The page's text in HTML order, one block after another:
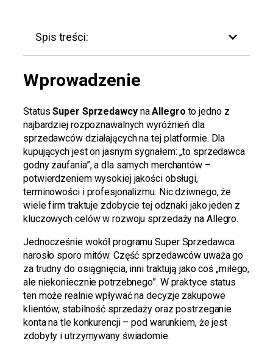
Spis treści:
Wprowadzenie
StatusSuper SprzedawcynaAllegro to jedno z
najbardziej rozpoznawalnych wyróżnień dla
sprzedawców działających na tej platformie. Dla
kupujących jest on jasnym sygnałem: „to sprzedawca
godny zaufania”, a dla samych merchantów –
potwierdzeniem wysokiej jakości obsługi,
terminowości i profesjonalizmu. Nic dziwnego, że
wiele firm traktuje zdobycie tej odznaki jako jeden z
kluczowych celów w rozwoju sprzedaży na Allegro.
Jednocześnie wokół programu Super Sprzedawca
narosło sporo mitów. Część sprzedawców uważa go
za trudny do osiągnięcia, inni traktują jako coś „miłego,
ale niekoniecznie potrzebnego”. W praktyce status
ten może realnie wpływać na decyzje zakupowe
klientów, stabilność sprzedaży oraz postrzeganie
konta na tle konkurencji – pod warunkiem, że jest
zdobyty i utrzymywany świadomie.